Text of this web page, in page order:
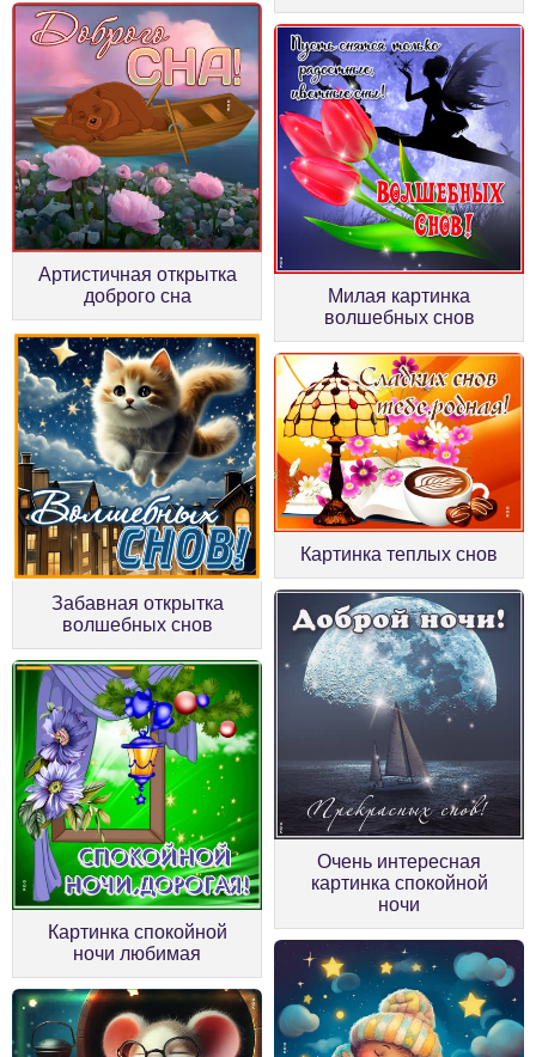
Артистичная открытка
доброго сна
Милая картинка
волшебных снов
Забавная открытка
волшебных снов
Картинка теплых снов
Картинка спокойной
ночи любимая
Очень интересная
картинка спокойной
ночи